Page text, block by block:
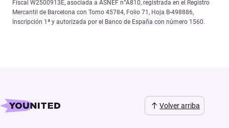
Fiscal W2500913E, asociada a ASNEF n°A810, registrada en el Registro
Mercantil de Barcelona con Tomo 45784, Folio 71, Hoja B-498886,
Inscripción 1ª y autorizada por el Banco de España con número 1560.
Volver arriba